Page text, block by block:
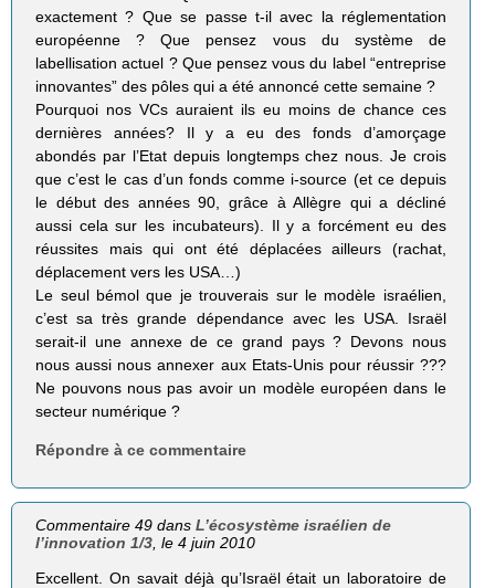
exactement ? Que se passe t-il avec la réglementation
européenne ? Que pensez vous du système de
labellisation actuel ? Que pensez vous du label “entreprise
innovantes” des pôles qui a été annoncé cette semaine ?
Pourquoi nos VCs auraient ils eu moins de chance ces
dernières années? Il y a eu des fonds d’amorçage
abondés par l’Etat depuis longtemps chez nous. Je crois
que c’est le cas d’un fonds comme i-source (et ce depuis
le début des années 90, grâce à Allègre qui a décliné
aussi cela sur les incubateurs). Il y a forcément eu des
réussites mais qui ont été déplacées ailleurs (rachat,
déplacement vers les USA…)
Le seul bémol que je trouverais sur le modèle israélien,
c’est sa très grande dépendance avec les USA. Israël
serait-il une annexe de ce grand pays ? Devons nous
nous aussi nous annexer aux Etats-Unis pour réussir ???
Ne pouvons nous pas avoir un modèle européen dans le
secteur numérique ?
Répondre à ce commentaire
Commentaire 49 dansL’écosystème israélien de
l’innovation 1/3 , le 4 juin 2010
Excellent. On savait déjà qu’Israël était un laboratoire de